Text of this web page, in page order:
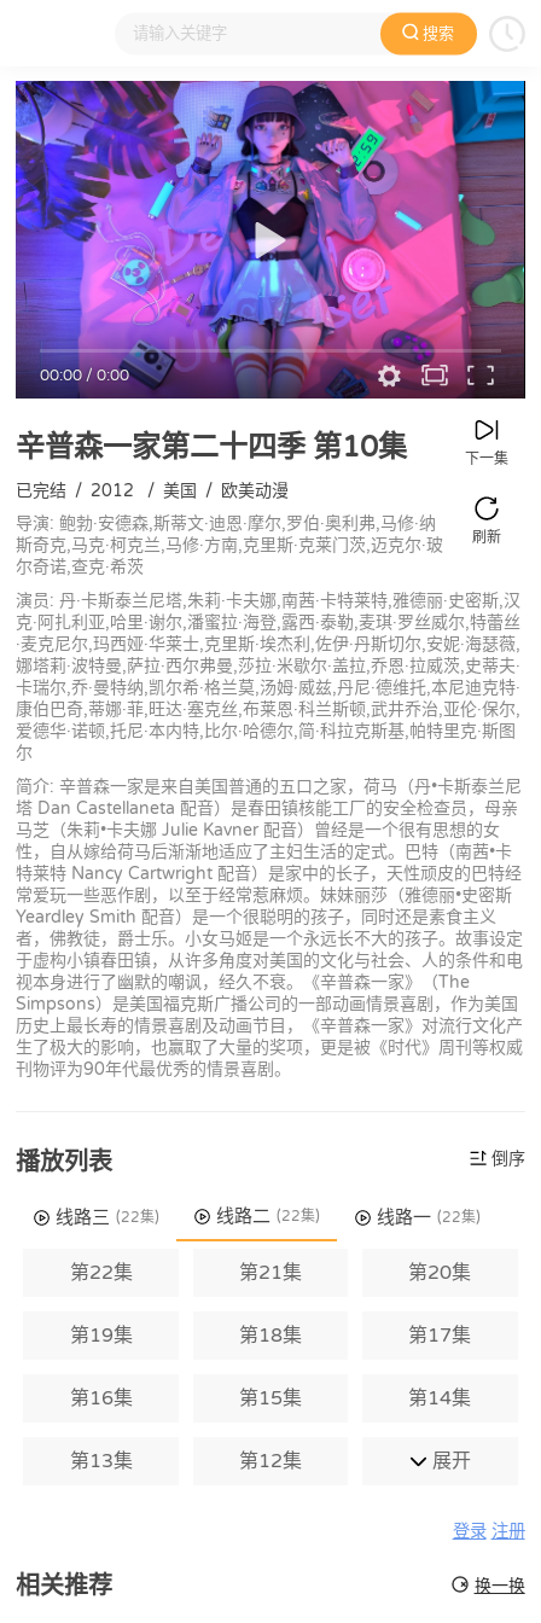
搜索
大家在看 日本动漫 国产动漫 欧美动漫 动漫电影
00:00/0:00
辛普森一家第二十四季第10集 下一集
刷新
已完结 / 2012 / 美国 / 欧美动漫
导演: 鲍勃·安德森,斯蒂文·迪恩·摩尔,罗伯·奥利弗,马修·纳
斯奇克,马克·柯克兰,马修·方南,克里斯·克莱门茨,迈克尔·玻
尔奇诺,查克·希茨
演员: 丹·卡斯泰兰尼塔,朱莉·卡夫娜,南茜·卡特莱特,雅德丽·史密斯,汉
克·阿扎利亚,哈里·谢尔,潘蜜拉·海登,露西·泰勒,麦琪·罗丝威尔,特蕾丝
·麦克尼尔,玛西娅·华莱士,克里斯·埃杰利,佐伊·丹斯切尔,安妮·海瑟薇,
娜塔莉·波特曼,萨拉·西尔弗曼,莎拉·米歇尔·盖拉,乔恩·拉威茨,史蒂夫·
卡瑞尔,乔·曼特纳,凯尔希·格兰莫,汤姆·威兹,丹尼·德维托,本尼迪克特·
康伯巴奇,蒂娜·菲,旺达·塞克丝,布莱恩·科兰斯顿,武井乔治,亚伦·保尔,
爱德华·诺顿,托尼·本内特,比尔·哈德尔,简·科拉克斯基,帕特里克·斯图
尔
简介: 辛普森一家是来自美国普通的五口之家，荷马（丹•卡斯泰兰尼
塔 Dan Castellaneta 配音）是春田镇核能工厂的安全检查员，母亲
马芝（朱莉•卡夫娜 Julie Kavner 配音）曾经是一个很有思想的女
性，自从嫁给荷马后渐渐地适应了主妇生活的定式。巴特（南茜•卡
特莱特 Nancy Cartwright 配音）是家中的长子，天性顽皮的巴特经
常爱玩一些恶作剧，以至于经常惹麻烦。妹妹丽莎（雅德丽•史密斯
Yeardley Smith 配音）是一个很聪明的孩子，同时还是素食主义
者，佛教徒，爵士乐。小女马姬是一个永远长不大的孩子。故事设定
于虚构小镇春田镇，从许多角度对美国的文化与社会、人的条件和电
视本身进行了幽默的嘲讽，经久不衰。《辛普森一家》（The
Simpsons）是美国福克斯广播公司的一部动画情景喜剧，作为美国
历史上最长寿的情景喜剧及动画节目，《辛普森一家》对流行文化产
生了极大的影响，也赢取了大量的奖项，更是被《时代》周刊等权威
刊物评为90年代最优秀的情景喜剧。
播放列表 倒序
线路三 (22集) 线路二 (22集) 线路一 (22集)
第22集 第21集 第20集
第19集 第18集 第17集
第16集 第15集 第14集
第13集 第12集 展开
登录 注册
相关推荐 换一换